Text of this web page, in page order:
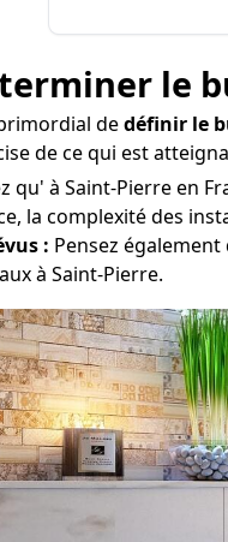
le
dedéfinir le
de ce qui est
qu' à Saint-Pierre en
la complexité des
: Pensez
à Saint-Pierre.